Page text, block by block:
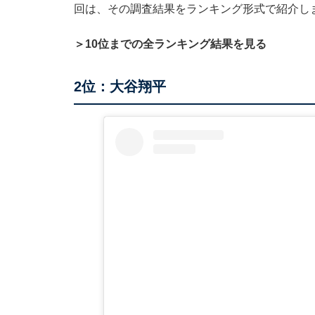
回は、その調査結果をランキング形式で紹介し
＞10位までの全ランキング結果を見る
2位：大谷翔平